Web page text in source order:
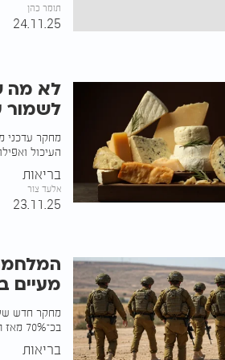
תומר כהן
24.11.25
לא מה
לשמור
מחקר עדכני
העיכול
בריאות
אלעד צור
23.11.25
מעיים
מחקר חדש של
בכ־70% מאז תחילת הלחימה. העלייה החלה כבר במהלך הקרבות
בריאות